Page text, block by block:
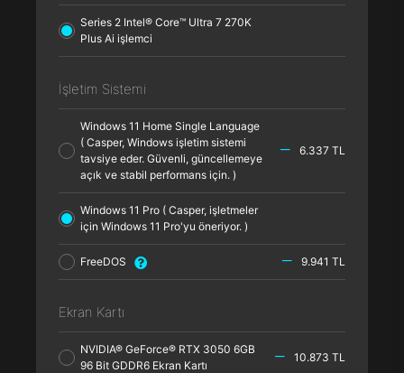
Series 2 Intel® Core™ Ultra 7 270K
Plus Ai işlemci
İşletim Sistemi
Windows 11 Home Single Language
( Casper, Windows işletim sistemi
tavsiye eder. Güvenli, güncellemeye
açık ve stabil performans için. )
6.337 TL
Windows 11 Pro ( Casper, işletmeler
için Windows 11 Pro'yu öneriyor. )
FreeDOS 9.941 TL
Ekran Kartı
NVIDIA® GeForce® RTX 3050 6GB
96 Bit GDDR6 Ekran Kartı
10.873 TL